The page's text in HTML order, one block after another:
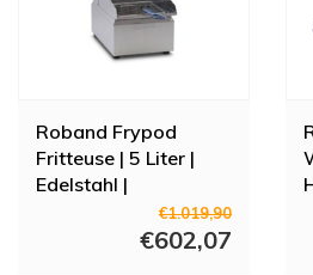
Roband Frypod
Fritteuse | 5 Liter |
Edelstahl |
215X215X137 mm
€1.019,90
€602,07